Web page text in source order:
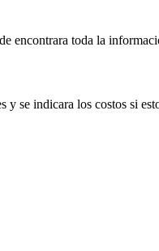
encontrara toda la
se indicara los costos si